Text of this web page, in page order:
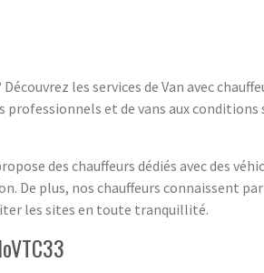
les services de Van avec
professionnels et de vans aux
des chauffeurs dédiés avec des
De plus, nos chauffeurs connaissent
les sites en toute tranquillité.